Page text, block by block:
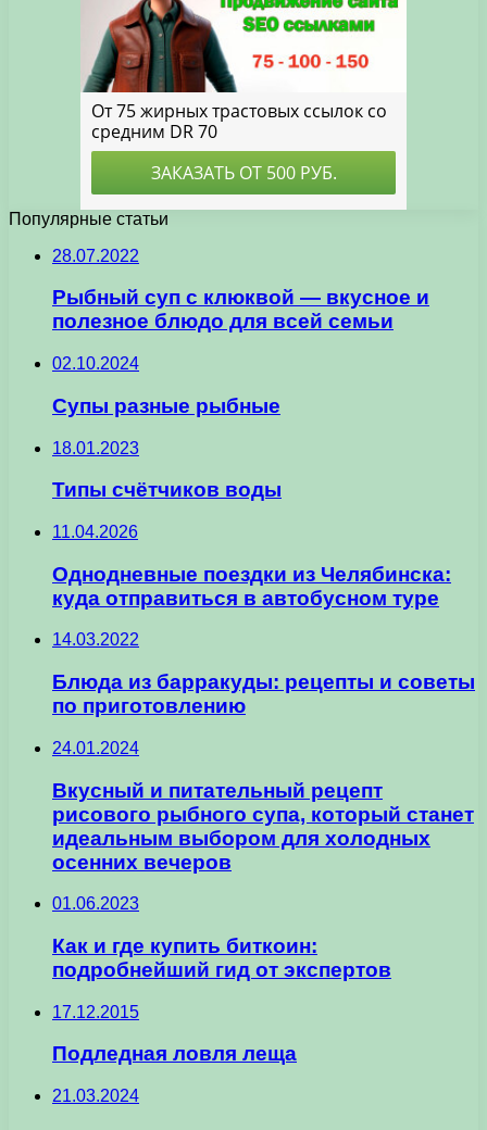
Популярные статьи
28.07.2022
Рыбный суп с клюквой — вкусное и
полезное блюдо для всей семьи
02.10.2024
Супы разные рыбные
18.01.2023
Типы счётчиков воды
11.04.2026
Однодневные поездки из Челябинска:
куда отправиться в автобусном туре
14.03.2022
Блюда из барракуды: рецепты и советы
по приготовлению
24.01.2024
Вкусный и питательный рецепт
рисового рыбного супа, который станет
идеальным выбором для холодных
осенних вечеров
01.06.2023
Как и где купить биткоин:
подробнейший гид от экспертов
17.12.2015
Подледная ловля леща
21.03.2024